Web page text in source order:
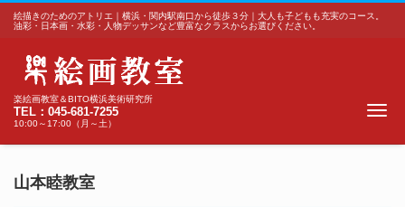
絵描きのためのアトリエ｜横浜・関内駅南口から徒歩３分｜大人も子どもも充実のコース。
油彩・日本画・水彩・人物デッサンなど豊富なクラスからお選びください。
楽絵画教室＆BITO横浜美術研究所
TEL：045-681-7255
10:00～17:00（月～土）
山本睦教室